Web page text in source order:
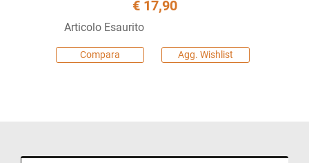
€ 17,90
Articolo Esaurito
Compara Agg. Wishlist